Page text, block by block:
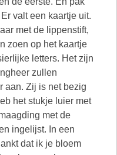
valt een kaartje uit.
met de lippenstift,
zoen op het kaartje
letters. Het zijn
zullen
aan. Zij is net bezig
het stukje luier met
met de
ingelijst. In een
dat ik je bloem